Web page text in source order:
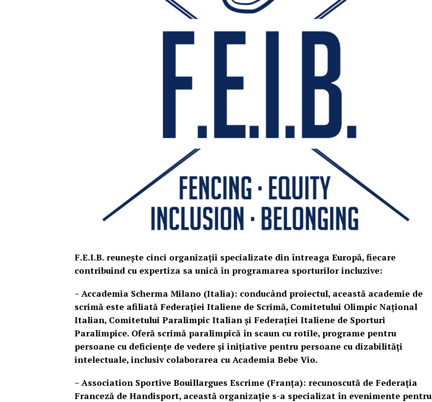
F.E.I.B. reunește cinci organizații specializate din întreaga Europă, fiecare
contribuind cu expertiza sa unică în programarea sporturilor incluzive:
– Accademia Scherma Milano (Italia): conducând proiectul, această academie de
scrimă este afiliată Federației Italiene de Scrimă, Comitetului Olimpic Național
Italian, Comitetului Paralimpic Italian și Federației Italiene de Sporturi
Paralimpice. Oferă scrimă paralimpică în scaun cu rotile, programe pentru
persoane cu deficiențe de vedere și inițiative pentru persoane cu dizabilități
intelectuale, inclusiv colaborarea cu Academia Bebe Vio.
– Association Sportive Bouillargues Escrime (Franța): recunoscută de Federația
Franceză de Handisport, această organizație s-a specializat în evenimente pentru